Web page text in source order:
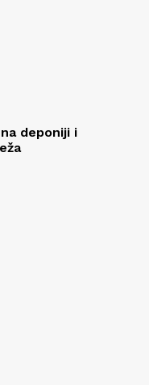
deponiji i